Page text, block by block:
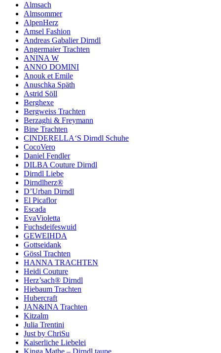
Almsach
Almsommer
AlpenHerz
Amsel Fashion
Andreas Gabalier Dirndl
Angermaier Trachten
ANINA W
ANNO DOMINI
Anouk et Emile
Anuschka Späth
Astrid Söll
Berghexe
Bergweiss Trachten
Berzaghi & Freymann
Bine Trachten
CINDERELLA‘S Dirndl Schuhe
CocoVero
Daniel Fendler
DILBA Couture Dirndl
Dirndl Liebe
Dirndlherz®
D’Urban Dirndl
El Picaflor
Escada
EvaVioletta
Fuchsdeifeswuid
GEWEIHDA
Gottseidank
Gössl Trachten
HANNA TRACHTEN
Heidi Couture
Herz’sach® Dirndl
Hiebaum Trachten
Hubercraft
JAN&INA Trachten
Kitzalm
Julia Trentini
Just by ChriSu
Kaiserliche Liebelei